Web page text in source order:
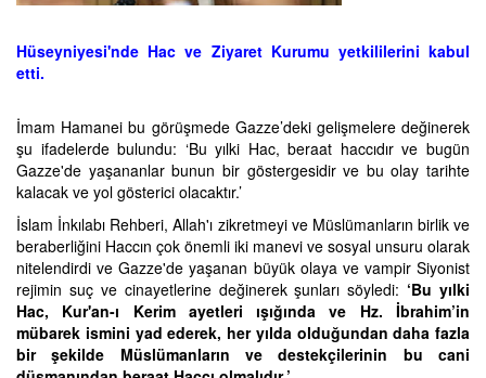
Hüseyniyesi'nde Hac ve Ziyaret Kurumu yetkililerini kabul
etti.
İmam Hamanei bu görüşmede Gazze’deki gelişmelere değinerek
şu ifadelerde bulundu: ‘Bu yılki Hac, beraat haccıdır ve bugün
Gazze'de yaşananlar bunun bir göstergesidir ve bu olay tarihte
kalacak ve yol gösterici olacaktır.’
İslam İnkılabı Rehberi, Allah'ı zikretmeyi ve Müslümanların birlik ve
beraberliğini Haccın çok önemli iki manevi ve sosyal unsuru olarak
nitelendirdi ve Gazze'de yaşanan büyük olaya ve vampir Siyonist
rejimin suç ve cinayetlerine değinerek şunları söyledi: ‘Bu yılki
Hac, Kur'an-ı Kerim ayetleri ışığında ve Hz. İbrahim’in
mübarek ismini yad ederek, her yılda olduğundan daha fazla
bir şekilde Müslümanların ve destekçilerinin bu cani